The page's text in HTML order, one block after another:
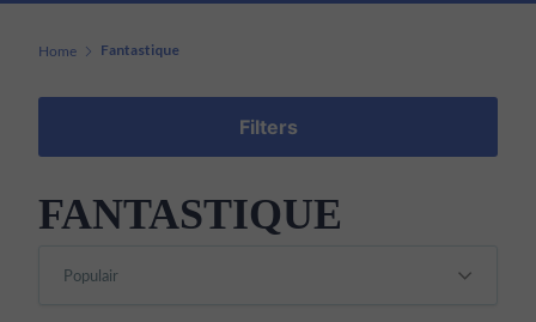
Home Fantastique
Filters
FANTASTIQUE